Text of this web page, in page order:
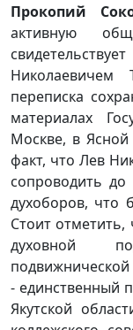
Прокопий
активную
переписка
материалах
Москве, в Ясной
факт, что Лев
сопроводить до
духоборов, что
Стоит
духовной
- единственный
Якутской